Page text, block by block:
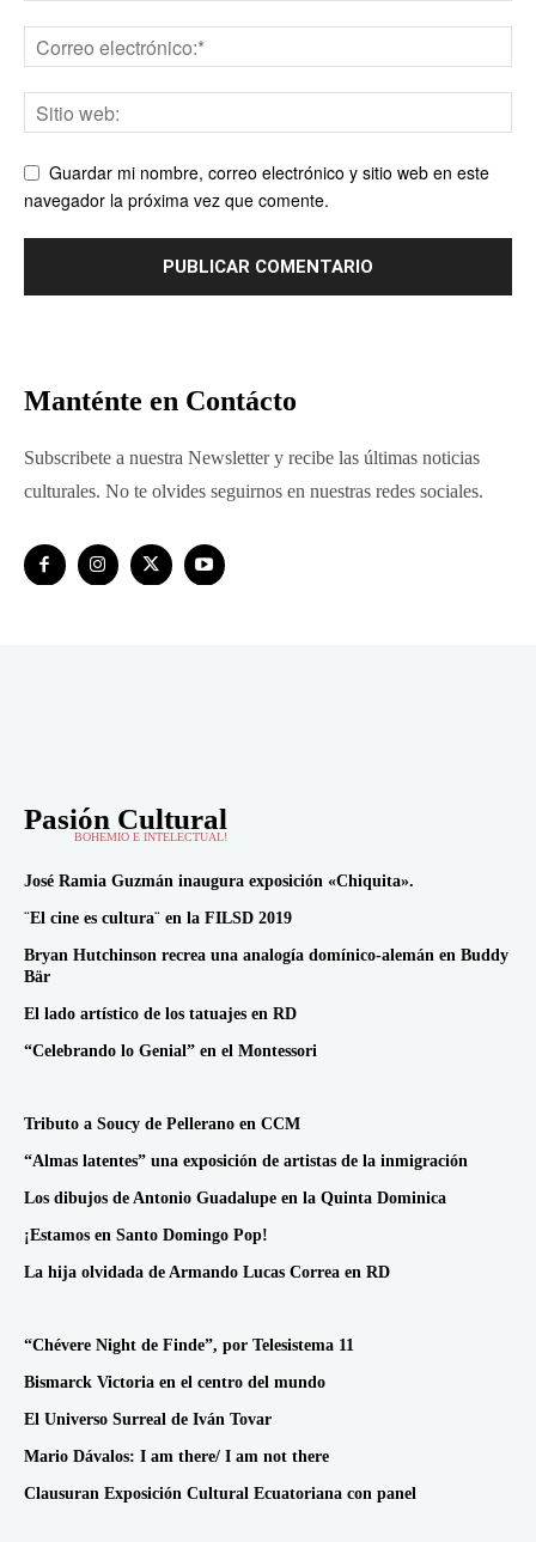
Guardar mi nombre, correo electrónico y sitio web en este
navegador la próxima vez que comente.
Manténte en Contácto
Subscribete a nuestra Newsletter y recibe las últimas noticias
culturales. No te olvides seguirnos en nuestras redes sociales.
Pasión Cultural
BOHEMIO E INTELECTUAL!
José Ramia Guzmán inaugura exposición «Chiquita».
¨El cine es cultura¨ en la FILSD 2019
Bryan Hutchinson recrea una analogía domínico-alemán en Buddy
Bär
El lado artístico de los tatuajes en RD
“Celebrando lo Genial” en el Montessori
Tributo a Soucy de Pellerano en CCM
“Almas latentes” una exposición de artistas de la inmigración
Los dibujos de Antonio Guadalupe en la Quinta Dominica
¡Estamos en Santo Domingo Pop!
La hija olvidada de Armando Lucas Correa en RD
“Chévere Night de Finde”, por Telesistema 11
Bismarck Victoria en el centro del mundo
El Universo Surreal de Iván Tovar
Mario Dávalos: I am there/ I am not there
Clausuran Exposición Cultural Ecuatoriana con panel